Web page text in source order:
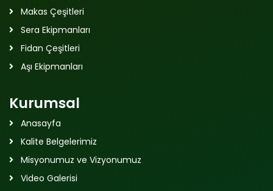
Makas Çeşitleri
Sera Ekipmanları
Fidan Çeşitleri
Aşı Ekipmanları
Kurumsal
Anasayfa
Kalite Belgelerimiz
Misyonumuz ve Vizyonumuz
Video Galerisi